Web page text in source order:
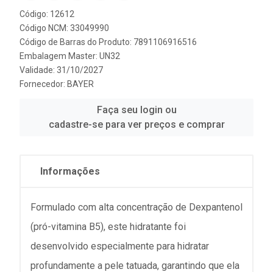
Código: 12612
Código NCM: 33049990
Código de Barras do Produto: 7891106916516
Embalagem Master: UN32
Validade: 31/10/2027
Fornecedor: BAYER
Faça seu login ou
cadastre-se para ver preços e comprar
Informações
Formulado com alta concentração de Dexpantenol
(pró-vitamina B5), este hidratante foi
desenvolvido especialmente para hidratar
profundamente a pele tatuada, garantindo que ela